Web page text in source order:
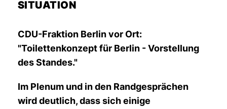
SITUATION
CDU-Fraktion Berlin vor Ort:
"Toilettenkonzept für Berlin - Vorstellung
des Standes."
Im Plenum und in den Randgesprächen
wird deutlich, dass sich einige